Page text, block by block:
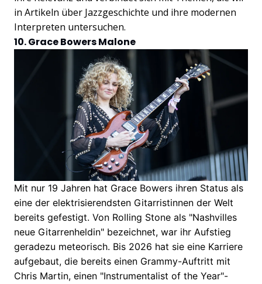
in Artikeln über Jazzgeschichte und ihre modernen
Interpreten untersuchen.
10. Grace Bowers Malone
Mit nur 19 Jahren hat Grace Bowers ihren Status als
eine der elektrisierendsten Gitarristinnen der Welt
bereits gefestigt. Von Rolling Stone als "Nashvilles
neue Gitarrenheldin" bezeichnet, war ihr Aufstieg
geradezu meteorisch. Bis 2026 hat sie eine Karriere
aufgebaut, die bereits einen Grammy-Auftritt mit
Chris Martin, einen "Instrumentalist of the Year"-